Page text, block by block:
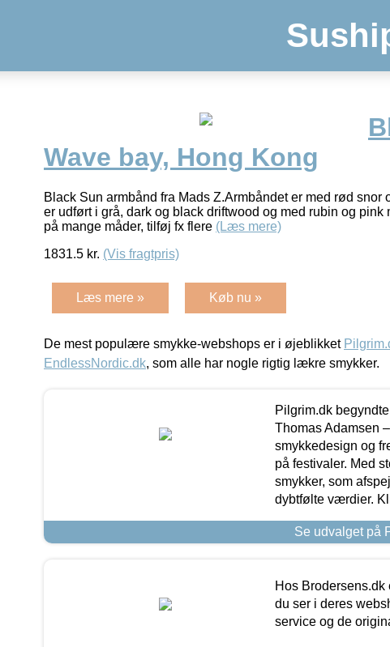
Wave bay, Hong Kong
Black Sun armbånd fra Mads Z.Armbåndet er med rød
er udført i grå, dark og black driftwood og med rubin og
på mange måder, tilføj fx flere (Læs mere)
1831.5 kr. (Vis fragtpris)
Læs mere » Køb nu »
De mest populære smykke-webshops er i øjeblikket
EndlessNordic.dk, som alle har nogle rigtig lækre smykker.
Pilgrim.dk
Thomas Adamsen
smykkedesign og
på festivaler. Med
smykker, som
dybtfølte værdier.
Se udvalget på
Hos
du ser i deres
service og de